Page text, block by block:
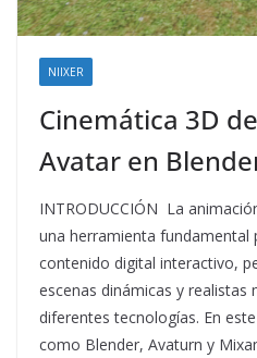
NIIXER
Cinemática 3D
Avatar en
INTRODUCCIÓN La
una herramienta fundamental
contenido digital interactivo,
escenas dinámicas y realistas
diferentes tecnologías. En
como Blender, Avaturn y